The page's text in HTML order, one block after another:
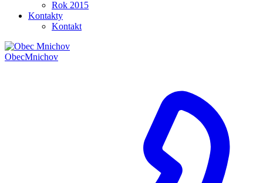
Rok 2015
Kontakty
Kontakt
ObecMnichov